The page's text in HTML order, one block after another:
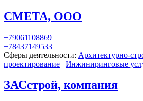
СМЕТА, ООО
+79061108869
+78437149533
Сферы деятельности: Архитектурно-
проектирование
Инжиниринговые
ЗАСстрой, компания